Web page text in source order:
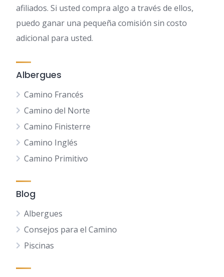
afiliados. Si usted compra algo a través de ellos,
puedo ganar una pequeña comisión sin costo
adicional para usted.
Albergues
Camino Francés
Camino del Norte
Camino Finisterre
Camino Inglés
Camino Primitivo
Blog
Albergues
Consejos para el Camino
Piscinas